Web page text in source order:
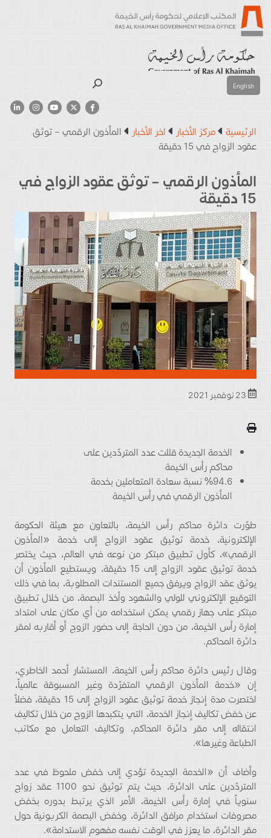
English
الرئيسية مركز الأخبار اخر الأخبار
المأذون الرقمي – توثق
عقود الزواج في 15 دقيقة
المأذون الرقمي – توثق عقود الزواج في
15 دقيقة
الخدمة الجديدة قللت عدد المتردّدين على
محاكم رأس الخيمة
%94.6 نسبة سعادة المتعاملين بخدمة
المأذون الرقمي في رأس الخيمة
طوّرت دائرة محاكم رأس الخيمة، بالتعاون مع هيئة الحكومة
الإلكترونية، خدمة توثيق عقود الزواج إلى خدمة «المأذون
الرقمي»، كأول تطبيق مبتكر من نوعه في العالم، حيث يختصر
خدمة توثيق عقود الزواج إلى 15 دقيقة، ويستطيع المأذون أن
يوثق عقد الزواج ويرفق جميع المستندات المطلوبة، بما في ذلك
التوقيع الإلكتروني للولي والشهود وأخذ البصمة، من خلال تطبيق
مبتكر على جهاز رقمي يمكن استخدامه من أي مكان على امتداد
إمارة رأس الخيمة، من دون الحاجة إلى حضور الزوج أو أقاربه لمقر
دائرة المحاكم.
وقال رئيس دائرة محاكم رأس الخيمة، المستشار أحمد الخاطري،
إن «خدمة المأذون الرقمي المتفرّدة وغير المسبوقة عالمياً،
اختصرت مدة إنجاز خدمة توثيق عقود الزواج إلى 15 دقيقة، فضلاً
عن خفض تكاليف إنجاز الخدمة، التي يتكبدها الزوج من خلال تكاليف
انتقاله إلى مقر دائرة المحاكم، وتكاليف التعامل مع مكاتب
الطباعة وغيرها».
وأضاف أن «الخدمة الجديدة تؤدي إلى خفض ملحوظ في عدد
المتردّدين على الدائرة، حيث يتم توثيق نحو 1100 عقد زواج
سنوياً في إمارة رأس الخيمة، الأمر الذي يرتبط بدوره بخفض
مصروفات استخدام مرافق الدائرة، وخفض البصمة الكربونية حول
مقر الدائرة، ما يعزز في الوقت نفسه مفهوم الاستدامة».